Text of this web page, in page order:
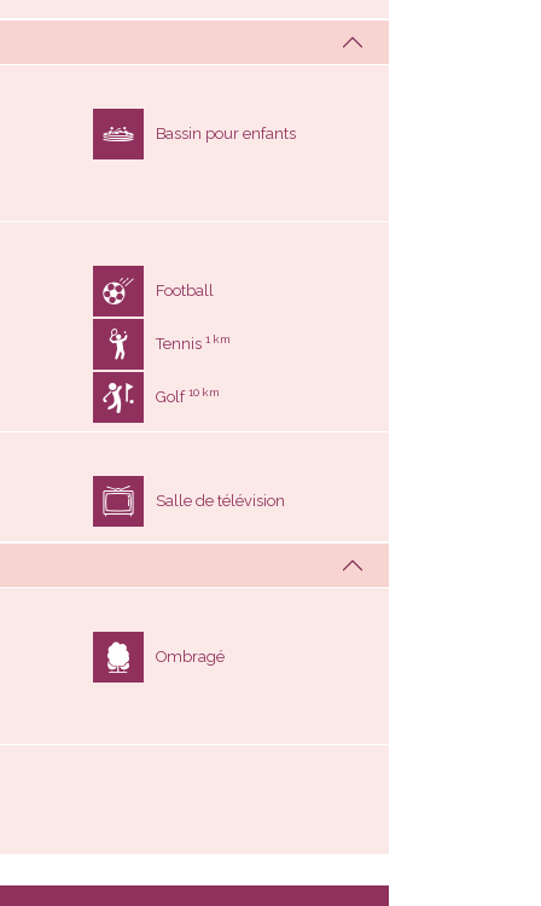
Bassin pour enfants
Football
Tennis 1 km
Golf10 km
Salle de télévision
Ombragé